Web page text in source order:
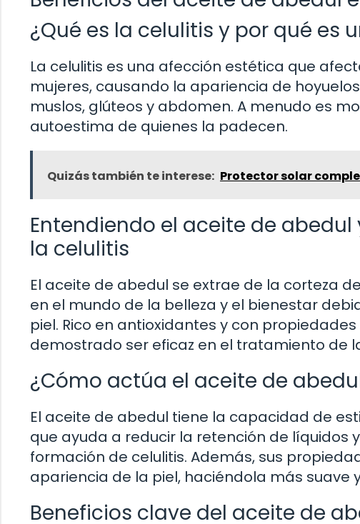
¿Qué es la celulitis y por qué es
La celulitis es una afección estética que
mujeres, causando la apariencia de
muslos, glúteos y abdomen. A menudo es
autoestima de quienes la padecen.
Quizás también te interese: Protector solar
Entendiendo el aceite de
la celulitis
El aceite de abedul se extrae de la corteza
en el mundo de la belleza y el bienestar
piel. Rico en antioxidantes y con
demostrado ser eficaz en el tratamiento de
¿Cómo actúa el aceite de
El aceite de abedul tiene la capacidad de
que ayuda a reducir la retención de líquidos
formación de celulitis. Además, sus
apariencia de la piel, haciéndola más suave
Beneficios clave del aceite de